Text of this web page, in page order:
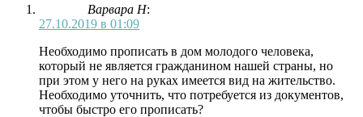
Варвара Н:
27.10.2019 в 01:09
Необходимо прописать в дом молодого человека,
который не является гражданином нашей страны, но
при этом у него на руках имеется вид на жительство.
Необходимо уточнить, что потребуется из документов,
чтобы быстро его прописать?